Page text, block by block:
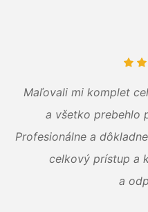
Maľovali mi komplet
a všetko prebehlo
Profesionálne a
celkový prístup a
a